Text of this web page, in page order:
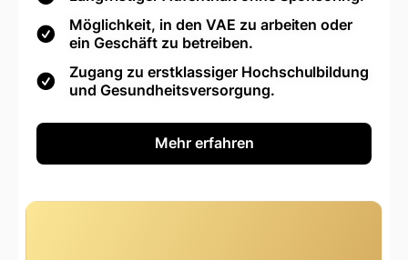
Möglichkeit, in den VAE zu arbeiten oder
ein Geschäft zu betreiben.
Zugang zu erstklassiger Hochschulbildung
und Gesundheitsversorgung.
Mehr erfahren